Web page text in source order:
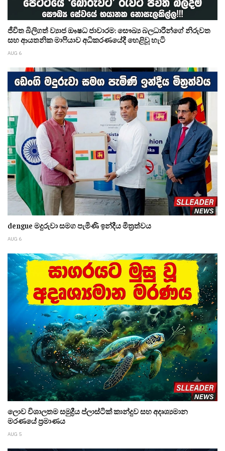
ජීවිත බිලිගත් ව්‍යාජ ඖෂධ ජාවාරම: සෞඛ්‍ය බලධාරීන්ගේ නිරුවත
සහ ආයතනික මාෆියාව අධිකරණයේදී හෙළිවූ හැටි
AUG 6
dengue මදුරුවා සමග පැමිණි ඉන්දීය මිත්‍රත්වය
AUG 6
ලොව විශාලතම සමුද්‍රීය ප්ලාස්ටික් කාන්දුව සහ අදෘශ්‍යමාන
මරණයේ ප්‍රමාණය
AUG 5